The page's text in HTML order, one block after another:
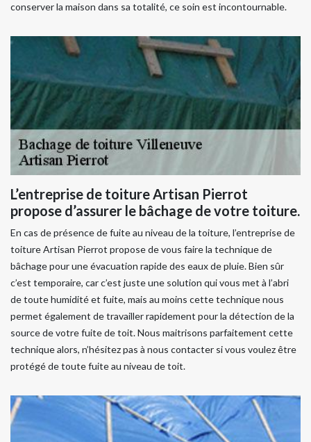
conserver la maison dans sa totalité, ce soin est incontournable.
L’entreprise de toiture Artisan Pierrot
propose d’assurer le bâchage de votre toiture.
En cas de présence de fuite au niveau de la toiture, l’entreprise de
toiture Artisan Pierrot propose de vous faire la technique de
bâchage pour une évacuation rapide des eaux de pluie. Bien sûr
c’est temporaire, car c’est juste une solution qui vous met à l’abri
de toute humidité et fuite, mais au moins cette technique nous
permet également de travailler rapidement pour la détection de la
source de votre fuite de toit. Nous maitrisons parfaitement cette
technique alors, n’hésitez pas à nous contacter si vous voulez être
protégé de toute fuite au niveau de toit.